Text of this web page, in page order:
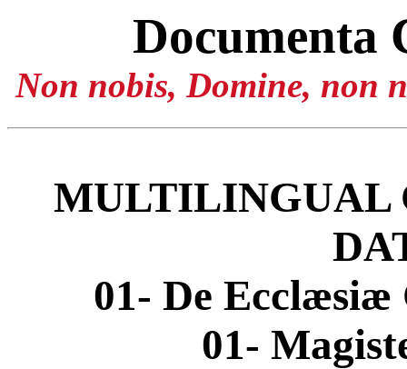
Documenta
Non nobis, Domine, non
MULTILINGUAL
01- De
01-